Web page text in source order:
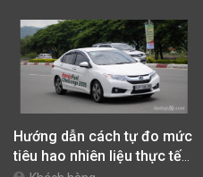
Hướng dẫn cách tự đo mức
tiêu hao nhiên liệu thực tế